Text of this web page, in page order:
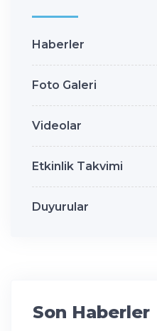
Haberler
Foto Galeri
Videolar
Etkinlik Takvimi
Duyurular
Son Haberler